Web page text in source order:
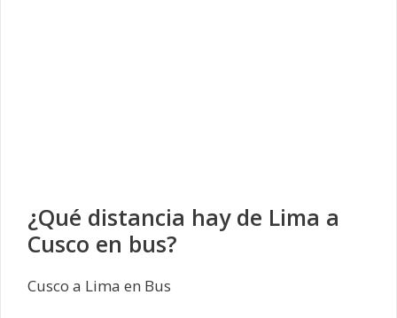
¿Qué distancia hay de Lima a
Cusco en bus?
Cusco a Lima en Bus